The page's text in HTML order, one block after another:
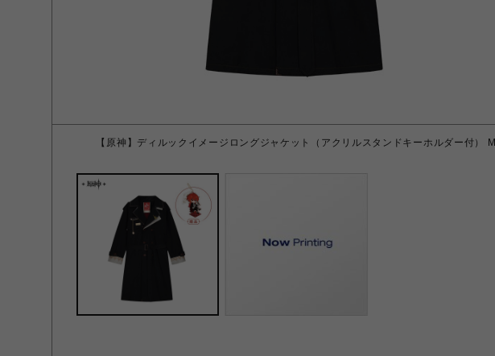
【原神】ディルックイメージロングジャケット（アクリルスタンドキーホルダー付） M